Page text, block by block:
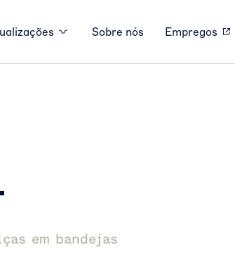
Sobre nós Empregos
em bandejas